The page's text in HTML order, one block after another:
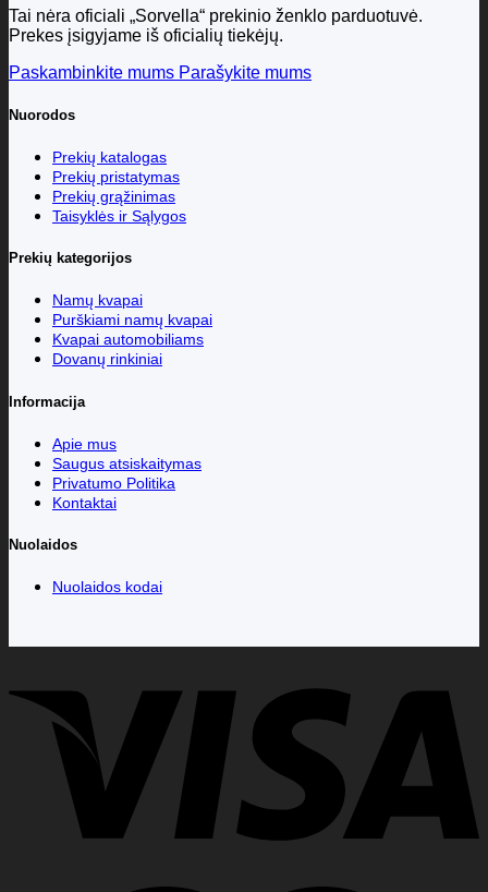
Tai nėra oficiali „Sorvella“ prekinio ženklo parduotuvė.
Prekes įsigyjame iš oficialių tiekėjų.
Paskambinkite mums Parašykite mums
Nuorodos
Prekių katalogas
Prekių pristatymas
Prekių grąžinimas
Taisyklės ir Sąlygos
Prekių kategorijos
Namų kvapai
Purškiami namų kvapai
Kvapai automobiliams
Dovanų rinkiniai
Informacija
Apie mus
Saugus atsiskaitymas
Privatumo Politika
Kontaktai
Nuolaidos
Nuolaidos kodai